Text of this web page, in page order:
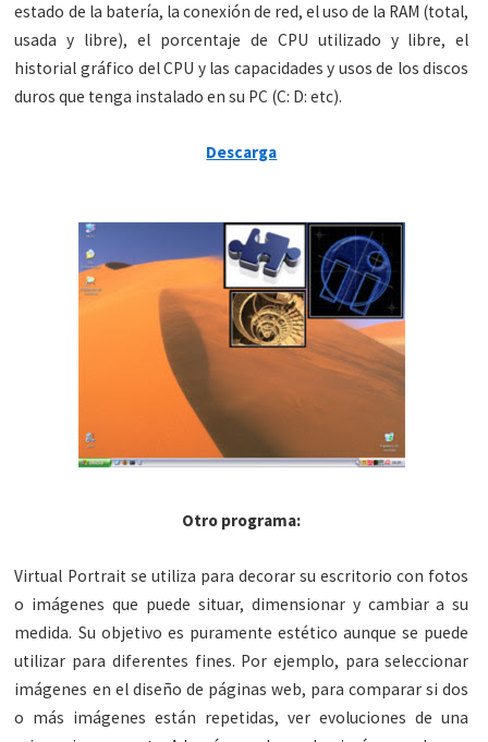
estado de la batería, la conexión de red, el uso de la RAM (total,
usada y libre), el porcentaje de CPU utilizado y libre, el
historial gráfico del CPU y las capacidades y usos de los discos
duros que tenga instalado en su PC (C: D: etc).
Descarga
Otro programa:
Virtual Portrait se utiliza para decorar su escritorio con fotos
o imágenes que puede situar, dimensionar y cambiar a su
medida. Su objetivo es puramente estético aunque se puede
utilizar para diferentes fines. Por ejemplo, para seleccionar
imágenes en el diseño de páginas web, para comparar si dos
o más imágenes están repetidas, ver evoluciones de una